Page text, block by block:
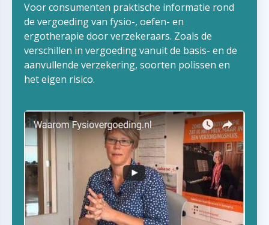
Voor consumenten praktische informatie rond
de vergoeding van fysio-, oefen- en
ergotherapie door verzekeraars. Zoals de
verschillen in vergoeding vanuit de basis- en de
aanvullende verzekering, soorten polissen en
het eigen risico.